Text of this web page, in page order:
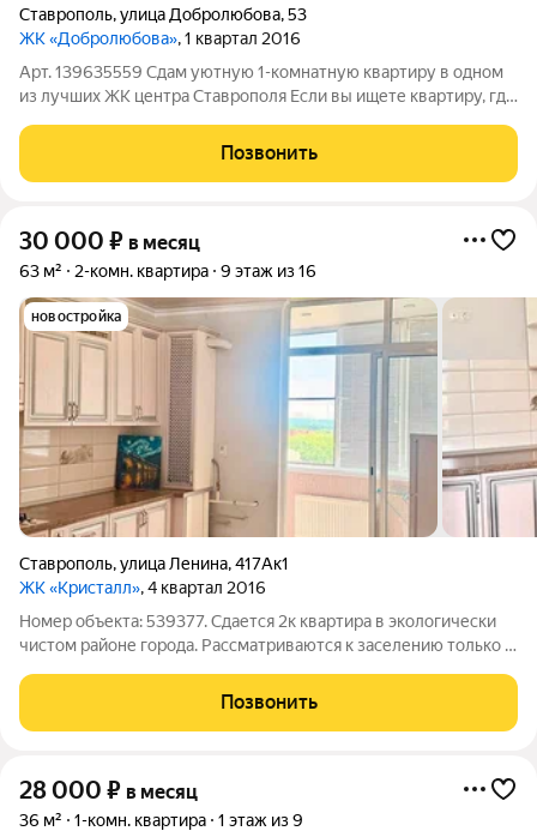
Ставрополь,улица Добролюбова,53
ЖК «Добролюбова», 1 квартал 2016
Арт. 139635559 Сдам уютную 1-комнатную квартиру в одном
из лучших ЖК центра Ставрополя Если вы ищете квартиру, где
Дом расположен в тихом месте, вдали от шумных дорог, при
этом вся необходимая
Позвонить
30 000 ₽ в месяц
63 м² 2-комн. квартира 9 этаж из 16
новостройка
Ставрополь,улица Ленина,417Ак1
ЖК «Кристалл», 4 квартал 2016
Номер объекта: 539377. Сдается 2к квартира в экологически
чистом районе города. Рассматриваются к заселению только 2
кирпичный дом с закрытой территорией, индивидуальное
отопление, низкие
Позвонить
28 000 ₽ в месяц
36 м² 1-комн. квартира 1 этаж из 9